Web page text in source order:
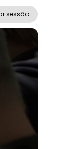
sessão